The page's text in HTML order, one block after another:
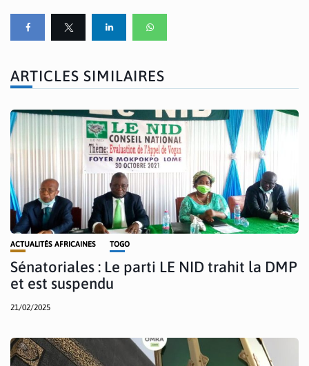
ARTICLES SIMILAIRES
ACTUALITÉS AFRICAINES TOGO
Sénatoriales : Le parti LE NID trahit la DMP
et est suspendu
21/02/2025